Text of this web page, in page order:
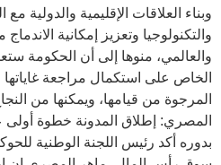
وبناء العلاقات الإقليمية والدولية
والتكنولوجيا وتعزيز إمكانية
والعالمي، منوها إلى أن الحكومة
الخاص على استكمال مراجعة غاياتها
المرجوة من قيامها، ويمكنها من
المصري: إطلاق المدونة خطوة
بدوره أكد رئيس اللجنة الوطنية